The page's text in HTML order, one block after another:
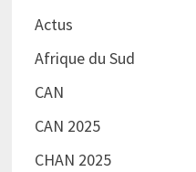
Actus
Afrique du Sud
CAN
CAN 2025
CHAN 2025